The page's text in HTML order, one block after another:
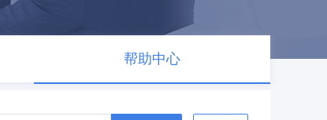
帮助中心